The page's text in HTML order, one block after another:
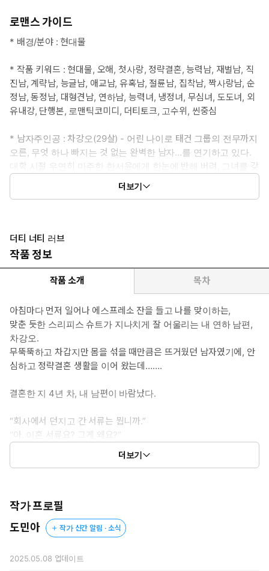
로맨스 가이드
* 배경/분야 : 현대물
* 작품 키워드 : 현대물, 오해, 첫사랑, 정략결혼, 능력남, 재벌남, 직
진남, 계략남, 능글남, 애교남, 유혹남, 절륜남, 집착남, 짝사랑남, 순
정남, 동정남, 대형견남, 연하남, 능력녀, 냉정녀, 무심녀, 도도녀, 외
유내강, 단행본, 로맨틱코미디, 더티토크, 고수위, 씬중심
* 남자주인공 : 차강오(29살) - 어린 나이로 태건 그룹의 전무까지
오른, 무엇 하나 빠지는 것 없는 완벽한 남자…를 연기하고 있다.
대학 시절 우연히 마주한 한서윤에게 한눈에 반해 버려, 그녀를 갖
기 위해 온갖 수련을 거쳐 지금까지 왔다. 그러나 돌연 들이밀어진
이혼 서류에 눈이 뒤집혀 참고 참던 애새끼 본능을 드러내고 만다.
차강오와 정략결혼했다. 건조하지만 나름 나쁘지 않은 결혼이라 생
각했는데, 저와 달리 비서랑 바람이 난 차강오에게 배신감을 느낀다.
이혼 서류를 내밀었으나 사인은커녕, 냅다 딸기 우유를 쪽쪽 빨아
마시는 남편 때문에 제2의 결혼 생활을 보내는 중이다.
* 이럴 때 보세요 : 여주와 결혼하기 위해 팔자에도 없던 완벽한 연상
남을 연기하는 애새끼 남주의 고군분투기가 보고 싶을 때.
* 공감 글귀 : “아, 저질? 맞아. 나 맨날 한서윤 아래 빨아 젖힐 생각만
하는 변태 새낀데.”
더보기
더티 너티 러브
작품 정보
작품 소개 목차
아침마다 먼저 일어나 에스프레소 잔을 들고 나를 맞이하는,
맞춘 듯한 스리피스 슈트가 지나치게 잘 어울리는 내 연하 남편,
차강오.
무뚝뚝하고 차갑지만 몸을 섞을 때만큼은 뜨거웠던 남자였기에, 안
심하고 정략결혼 생활을 이어 왔는데…….
결혼한 지 4년 차, 내 남편이 바람났다.
“회사에서 던지고 간 서류는 뭡니까.”
“아. 이혼 서류요? 그게 왜요?”
쇼윈도 부부도 못할 바에야 이혼은 당연하다고 생각했건만.
“어. 미친 지 한참 됐어.”
늘 무뚝뚝하던 그가 고작 이혼 서류 한 장에 처음으로 제 본색을
더보기
작가 프로필
도민아
작가 신간 알림 · 소식
2025.05.08 업데이트